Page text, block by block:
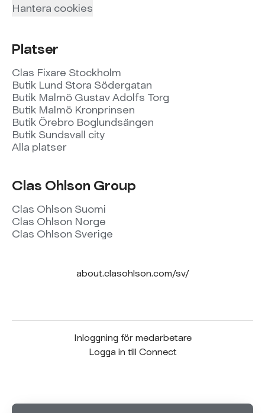
Hantera cookies
Platser
Clas Fixare Stockholm
Butik Lund Stora Södergatan
Butik Malmö Gustav Adolfs Torg
Butik Malmö Kronprinsen
Butik Örebro Boglundsängen
Butik Sundsvall city
Alla platser
Clas Ohlson Group
Clas Ohlson Suomi
Clas Ohlson Norge
Clas Ohlson Sverige
about.clasohlson.com/sv/
Inloggning för medarbetare
Logga in till Connect